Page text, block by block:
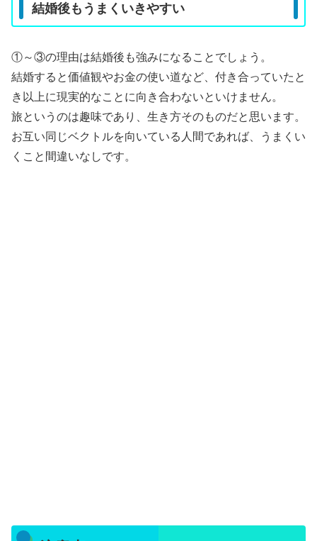
結婚後もうまくいきやすい
①～③の理由は結婚後も強みになることでしょう。
結婚すると価値観やお金の使い道など、付き合っていたと
き以上に現実的なことに向き合わないといけません。
旅というのは趣味であり、生き方そのものだと思います。
お互い同じベクトルを向いている人間であれば、うまくい
くこと間違いなしです。